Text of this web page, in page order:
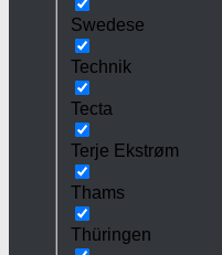
Swedese
Technik
Tecta
Terje Ekstrøm
Thams
Thüringen